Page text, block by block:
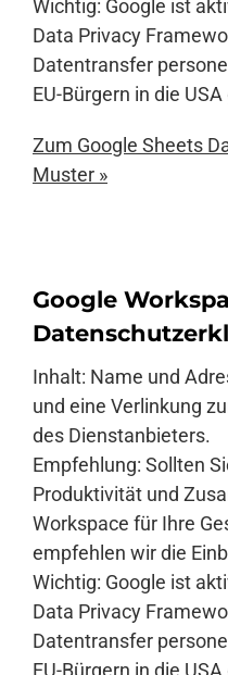
Wichtig: Google ist
Data Privacy
Datentransfer
EU-Bürgern in die
Zum Google Sheets
Muster »
Google
Inhalt: Name und
und eine Verlinkung
des Dienstanbieters.
Empfehlung: Sollten
Produktivität und
Workspace für Ihre
empfehlen wir die
Wichtig: Google ist
Data Privacy
Datentransfer
EU-Bürgern in die